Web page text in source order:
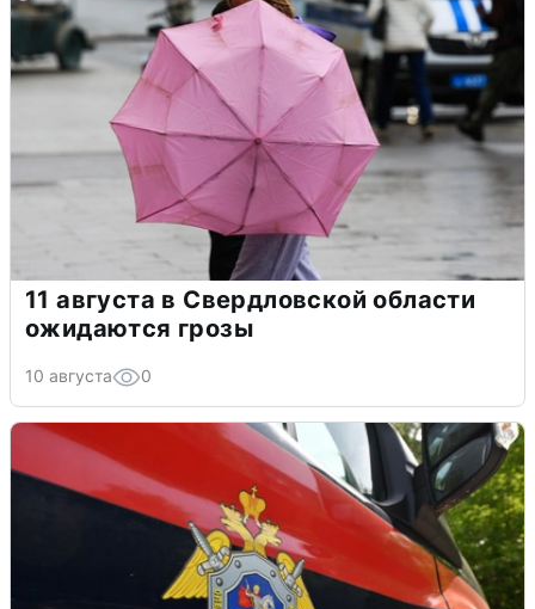
11 августа в Свердловской области
ожидаются грозы
10 августа 0